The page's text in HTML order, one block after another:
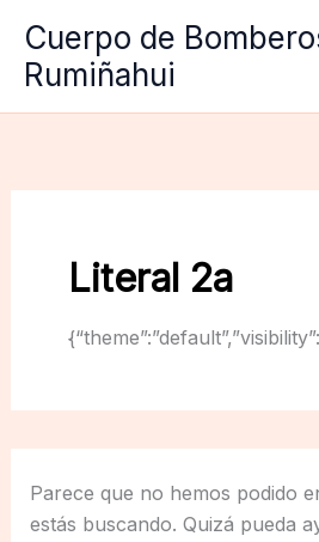
contenido
Cuerpo de
Rumiñahui
Literal 2a
Parece que no hemos podido
estás buscando. Quizá pueda